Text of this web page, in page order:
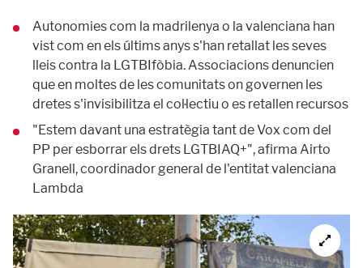
Autonomies com la madrilenya o la valenciana han
vist com en els últims anys s'han retallat les seves
lleis contra la LGTBIfòbia. Associacions denuncien
que en moltes de les comunitats on governen les
dretes s'invisibilitza el col·lectiu o es retallen recursos
"Estem davant una estratègia tant de Vox com del
PP per esborrar els drets LGTBIAQ+", afirma Airto
Granell, coordinador general de l'entitat valenciana
Lambda